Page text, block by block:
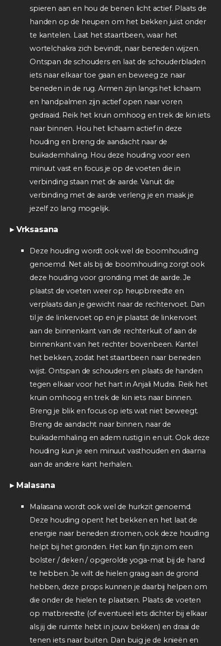
spieren aan en hou de benen licht actief. Plaats de
handen op de heupen om het bekken juist onder
te kantelen. Laat het staartbeen, waar het
wortelchakra zich bevindt, naar beneden wijzen.
Ontspan de schouders en laat de schouderbladen
iets naar elkaar toe gaan en beweeg ze naar
beneden in de rug. Armen zijn langs het lichaam
en handpalmen zijn actief open naar voren
gedraaid. Reik het kruin omhoog en trek de kin iets
naar binnen. Hou het lichaam actief in deze
houding en breng de aandacht naar de
buikademhaling. Hou deze houding voor een
minuut vast en focus je op de voeten die in
verbinding staan met de aarde. Vanuit die
verbinding met de aarde verleng je en maak je
jezelf zo lang mogelijk.
▸ Vrksasana
Deze houding wordt ook wel de boomhouding
genoemd. Net als bij de boomhouding zorgt ook
deze houding voor gronding met de aarde. Je
plaatst de voeten weer op heupbreedte en
verplaats dan je gewicht naar de rechtervoet. Dan
til je de linkervoet op en je plaatst de linkervoet
aan de binnenkant van de rechterkuit of aan de
binnenkant van het rechter bovenbeen. Kantel
het bekken, zodat het staartbeen naar beneden
wijst. Ontspan de schouders en plaats de handen
tegen elkaar voor het hart in Anjali Mudra. Reik het
kruin omhoog en trek de kin iets naar binnen.
Breng je blik en focus op iets wat niet beweegt.
Breng de aandacht naar binnen, naar de
buikademhaling en adem rustig in en uit. Ook deze
houding kun je een minuut vasthouden en daarna
aan de andere kant herhalen.
▸ Malasana
Malasana wordt ook wel de hurkzit genoemd.
Deze houding opent het bekken en het laat de
energie naar beneden stromen, ook deze houding
helpt bij het gronden. Het kan fijn zijn om een
bolster / deken / opgerolde yoga-mat bij de hand
te hebben. Je wilt de hielen graag aan de grond
hebben, deze props kunnen je daarbij helpen om
die onder de hielen te plaatsen. Plaats de voeten
op matbreedte (of eventueel iets dichter bij elkaar
als jij die ruimte hebt in jouw bekken) en draai de
tenen iets naar buiten. Dan buig je de knieën en